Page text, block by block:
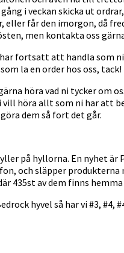
i veckan skicka ut
får den imorgon, då
men kontakta oss
fortsatt att handla som
la en order hos oss, tack!
höra vad ni tycker om
höra allt som ni har att
dem så fort det går.
på hyllorna. En nyhet
och släpper
435st av dem finns
hyvel så har vi #3, #4,